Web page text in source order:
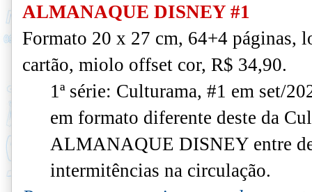
ALMANAQUE DISNEY #1
Formato 20 x 27 cm, 64+4 páginas,
cartão, miolo offset cor, R$ 34,90.
1ª série: Culturama, #1 em set/
em formato diferente deste da
ALMANAQUE DISNEY entre
intermitências na circulação.